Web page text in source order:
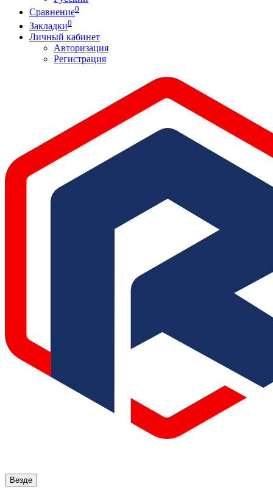
Сравнение0
Закладки0
Личный кабинет
Авторизация
Регистрация
Везде